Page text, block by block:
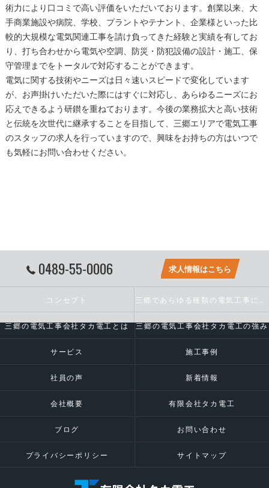
術力により口コミで高い評価をいただいております。創業以来、大
手商業施設や病院、学校、プラントやテナント、企業様といった比
較的大規模な電気関連工事を請け負ってきた経験と実績を有してお
り、打ち合わせから電気や空調、防災・防犯設備の設計・施工、保
守管理までをトータルで対応することができます。
電気に関する技術やニーズは日々速いスピードで変化しています
が、お声掛けいただいた際にはすぐに対応し、あらゆるニーズにお
応えできるよう研鑚を重ねております。今後の業務拡大と高い技術
と伝統を次世代に継承することを目指して、 三郷エリアで電気工事
のスタッフの求人を行っていますので、興味をお持ちの方はいつで
も気軽にお問い合わせください。
0489-55-0006 求人情報はこちら
コンセプト
三郷の電気工事会社タカ電工とは 三郷の電気工事会社タカ電工の強み
サービス 施工事例
社員の声 新着情報
会社概要 有限会社タカ電工
ブログ お問い合わせ
プライバシーポリシー サイトマップ